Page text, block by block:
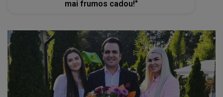
mai frumos cadou!"